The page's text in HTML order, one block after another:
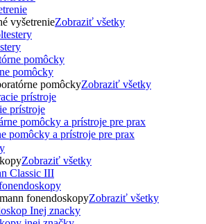
vyšetrenieZobraziť všetky
pomôcky
pomôckyZobraziť všetky
prístroje
pomôcky a prístroje pre prax
Zobraziť všetky
fonendoskopyZobraziť všetky